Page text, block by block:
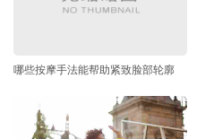
哪些按摩手法能帮助紧致脸部轮廓